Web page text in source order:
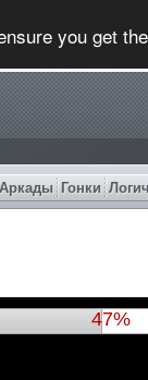
you get
Аркады Гонки
50%